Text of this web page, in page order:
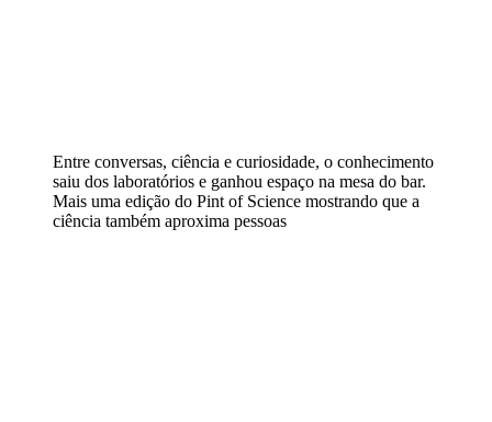
Entre conversas, ciência e curiosidade, o conhecimento
saiu dos laboratórios e ganhou espaço na mesa do bar.
Mais uma edição do Pint of Science mostrando que a
ciência também aproxima pessoas